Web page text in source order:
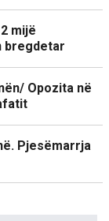
mijë
bregdetar
Opozita në
Pjesëmarrja